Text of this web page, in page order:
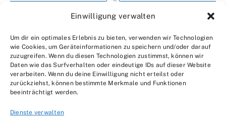
Einwilligung verwalten
Um dir ein optimales Erlebnis zu bieten, verwenden wir Technologien
wie Cookies, um Geräteinformationen zu speichern und/oder darauf
zuzugreifen. Wenn du diesen Technologien zustimmst, können wir
Daten wie das Surfverhalten oder eindeutige IDs auf dieser Website
verarbeiten. Wenn du deine Einwilligung nicht erteilst oder
zurückziehst, können bestimmte Merkmale und Funktionen
beeinträchtigt werden.
Dienste verwalten
Wir über uns
Kontakt
Datenschutzerklärung